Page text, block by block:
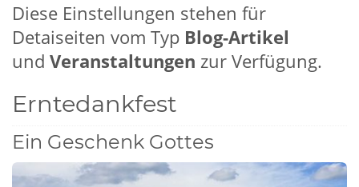
Diese Einstellungen stehen für
Detaiseiten vom Typ Blog-Artikel
und Veranstaltungen zur Verfügung.
Erntedankfest
Ein Geschenk Gottes